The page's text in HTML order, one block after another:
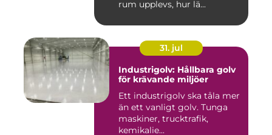
rum upplevs, hur lä...
31. jul
Industrigolv: Hållbara golv
för krävande miljöer
Ett industrigolv ska tåla mer
än ett vanligt golv. Tunga
maskiner, trucktrafik,
kemikalie...